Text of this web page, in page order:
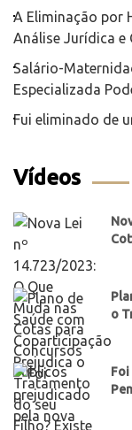
A Eliminação por
Análise Jurídica
Salário-
Especializada
Fui eliminado de
Vídeos
o